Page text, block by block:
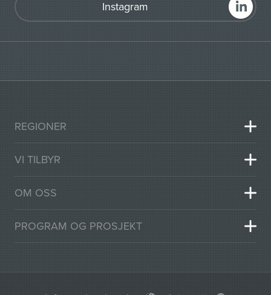
Instagram
REGIONER
VI TILBYR
OM OSS
PROGRAM OG PROSJEKT